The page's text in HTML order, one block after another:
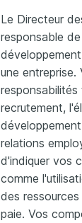
Le Directeur
responsable
une entreprise.
responsabilités
recrutement,
relations
d'indiquer vos
comme
des
paie. Vos